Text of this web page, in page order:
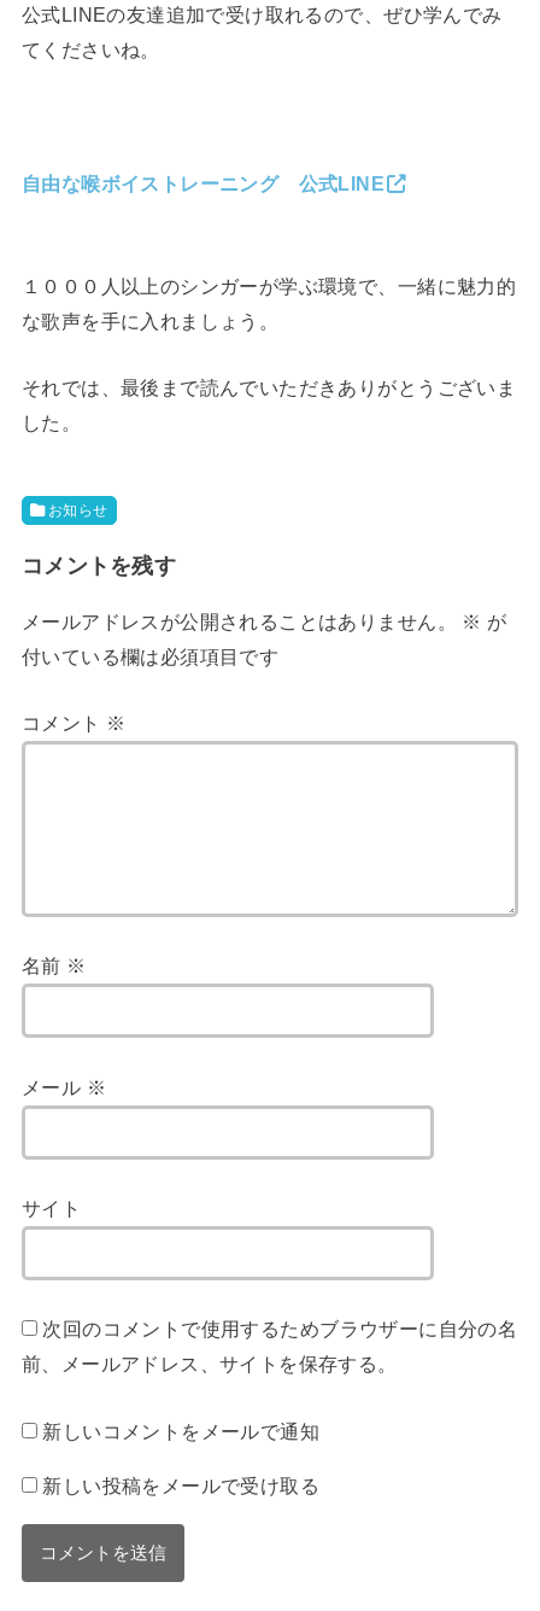
公式LINEの友達追加で受け取れるので、ぜひ学んでみ
てくださいね。
自由な喉ボイストレーニング 公式LINE
１０００人以上のシンガーが学ぶ環境で、一緒に魅力的
な歌声を手に入れましょう。
それでは、最後まで読んでいただきありがとうございま
した。
お知らせ
コメントを残す
メールアドレスが公開されることはありません。 ※ が
付いている欄は必須項目です
コメント ※
名前 ※
メール ※
サイト
次回のコメントで使用するためブラウザーに自分の名
前、メールアドレス、サイトを保存する。
新しいコメントをメールで通知
新しい投稿をメールで受け取る